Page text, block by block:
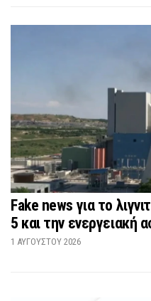
Fake news για το
5 και την ενεργειακή
1 ΑΥΓΟΎΣΤΟΥ 2026